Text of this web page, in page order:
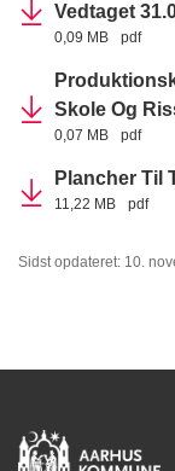
Vedtaget
0,09 MB pdf
Skole Og
0,07 MB pdf
Plancher Til
11,22 MB pdf
Sidst opdateret: 10.